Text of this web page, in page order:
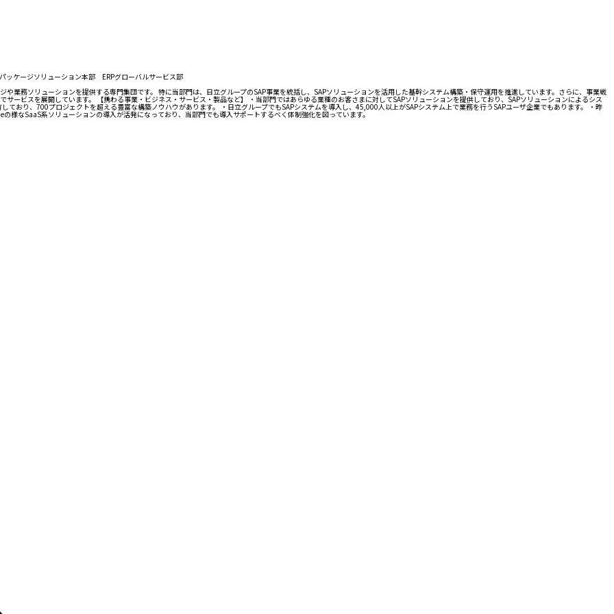
ッケージソリューション本部 ERPグローバルサービス部
業務ソリューションを提供する専門集団です。 特に当部門は、日立グループのSAP事業を統括し、SAPソリューションを活用した基幹システム構築・保守運用を推進しています。さらに、事業戦
ービスを展開しています。 【携わる事業・ビジネス・サービス・製品など】 ・当部門ではあらゆる業種のお客さまに対してSAPソリューションを提供しており、SAPソリューションによるシス
おり、700プロジェクトを超える豊富な構築ノウハウがあります。 ・日立グループでもSAPシステムを導入し、45,000人以上がSAPシステム上で業務を行うSAPユーザ企業でもあります。 ・昨
様なSaaS系ソリューションの導入が活発になっており、当部門でも導入サポートするべく体制強化を図っています。